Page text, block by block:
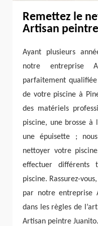
Remettez le
Artisan
Ayant plusieurs
notre entreprise
parfaitement
de votre piscine à
des matériels
piscine, une brosse à
une épuisette ;
nettoyer votre
effectuer différents
piscine. Rassurez-
par notre entreprise
dans les règles de
Artisan peintre Juanito.